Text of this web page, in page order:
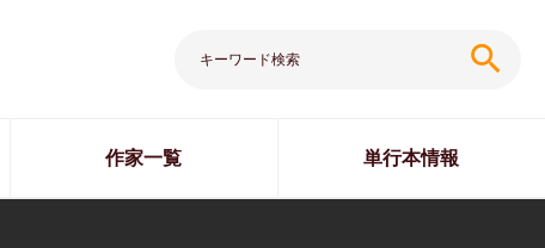
search
作家一覧 単行本情報